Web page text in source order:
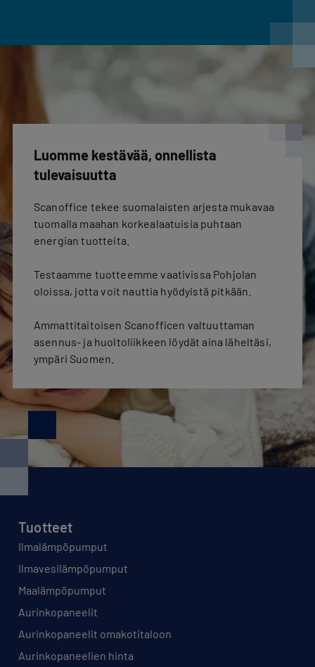
Luomme kestävää, onnellista
tulevaisuutta
Scanoffice tekee suomalaisten arjesta mukavaa
tuomalla maahan korkealaatuisia puhtaan
energian tuotteita.
Testaamme tuotteemme vaativissa Pohjolan
oloissa, jotta voit nauttia hyödyistä pitkään.
Ammattitaitoisen Scanofficen valtuuttaman
asennus- ja huoltoliikkeen löydät aina läheltäsi,
ympäri Suomen.
Tuotteet
Ilmalämpöpumput
Ilmavesilämpöpumput
Maalämpöpumput
Aurinkopaneelit
Aurinkopaneelit omakotitaloon
Aurinkopaneelien hinta